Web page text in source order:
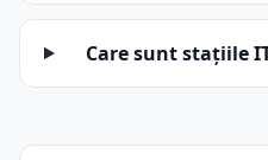
Care sunt stațiile